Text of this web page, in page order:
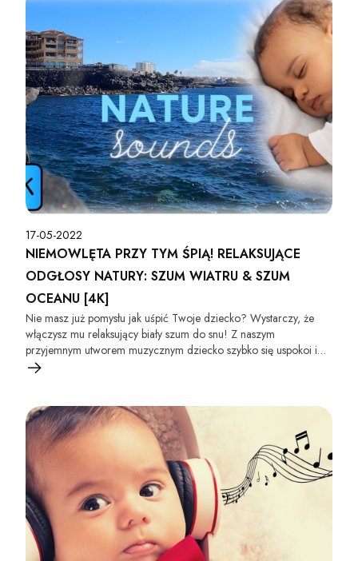
17-05-2022
NIEMOWLĘTA PRZY TYM ŚPIĄ! RELAKSUJĄCE
ODGŁOSY NATURY: SZUM WIATRU & SZUM
OCEANU [4K]
Nie masz już pomysłu jak uśpić Twoje dziecko? Wystarczy, że
włączysz mu relaksujący biały szum do snu! Z naszym
przyjemnym utworem muzycznym dziecko szybko się uspokoi i
utnie sobie drzemkę :)! Nasza muzyka usypia dzieci także na całą